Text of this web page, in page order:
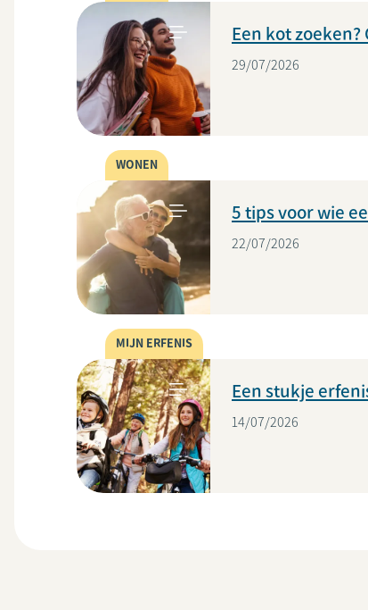
Een kot
29/07/2026
WONEN
5 tips voor wie
22/07/2026
MIJN ERFENIS
Een stukje
14/07/2026